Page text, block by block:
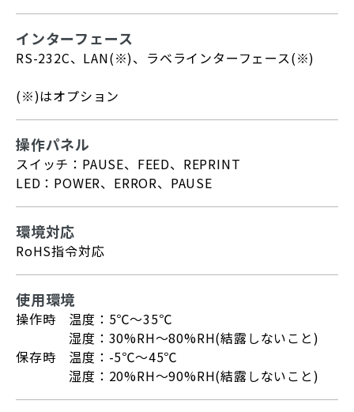
インターフェース
RS-232C、LAN(※)、ラベラインターフェース(※)
(※)はオプション
操作パネル
スイッチ：PAUSE、FEED、REPRINT
LED：POWER、ERROR、PAUSE
環境対応
RoHS指令対応
使用環境
操作時 温度：5℃～35℃
湿度：30%RH～80%RH(結露しないこと)
保存時 温度：-5℃～45℃
湿度：20%RH～90%RH(結露しないこと)